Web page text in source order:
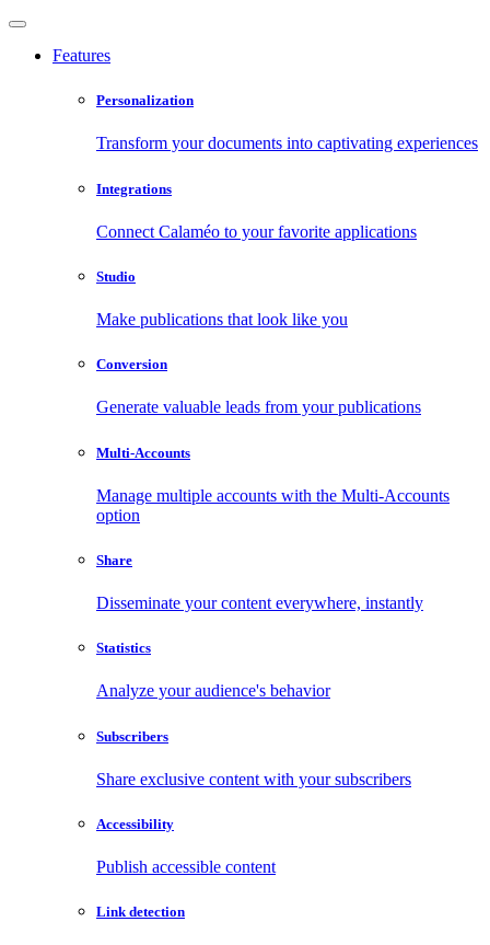
Features
Personalization
Transform your documents into captivating experiences
Integrations
Connect Calaméo to your favorite applications
Studio
Make publications that look like you
Conversion
Generate valuable leads from your publications
Multi-Accounts
Manage multiple accounts with the Multi-Accounts
option
Share
Disseminate your content everywhere, instantly
Statistics
Analyze your audience's behavior
Subscribers
Share exclusive content with your subscribers
Accessibility
Publish accessible content
Link detection